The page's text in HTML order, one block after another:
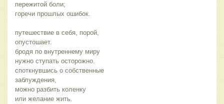
пережитой боли;
горечи прошлых ошибок.
путешествие в себя, порой,
опустошает.
бродя по внутреннему миру
нужно ступать осторожно.
споткнувшись о собственные
заблуждения,
можно разбить коленку
или желание жить.